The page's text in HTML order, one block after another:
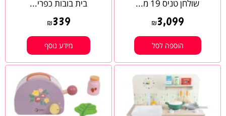
שולחן טניס 19 מ...
₪3,099
הוספה לסל
בית בובות כפרי...
₪339
מידע נוסף